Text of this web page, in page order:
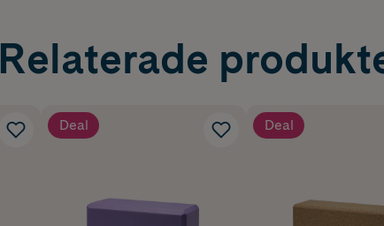
Relaterade
Deal Deal